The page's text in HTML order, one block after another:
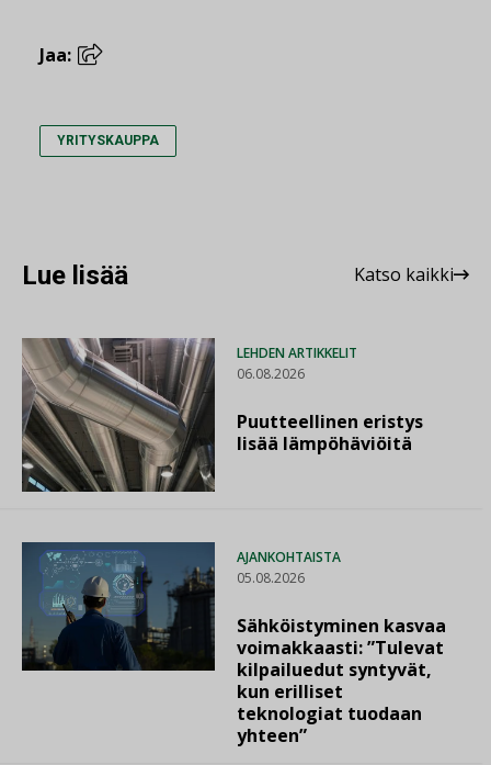
Jaa:
YRITYSKAUPPA
Lue lisää Katso kaikki
LEHDEN ARTIKKELIT
06.08.2026
Puutteellinen eristys
lisää lämpöhäviöitä
AJANKOHTAISTA
05.08.2026
Sähköistyminen kasvaa
voimakkaasti: ”Tulevat
kilpailuedut syntyvät,
kun erilliset
teknologiat tuodaan
yhteen”